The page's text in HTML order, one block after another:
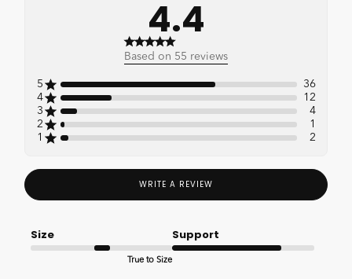
4.4
4.4 out of 5 stars 55 total
Based on 55 reviews
5
36
4
12
3
4
2
1
1
2
WRITE A REVIEW
Size
True to Size
Support